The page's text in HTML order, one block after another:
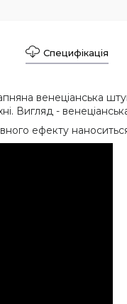
Специфікація
венеціанська
Вигляд -
ефекту